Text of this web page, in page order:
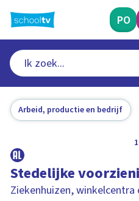
naar
hoofdinhoud
PO
Arbeid, productie en bedrijf
Stedelijke
Ziekenhuizen, winkelcentra